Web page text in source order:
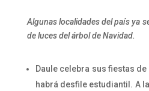
Algunas localidades del país ya
de luces del árbol de Navidad.
Daule celebra sus fiestas
habrá desfile estudiantil. A